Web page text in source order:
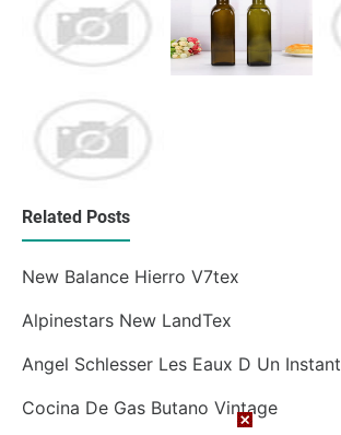
Related Posts
New Balance Hierro V7tex
Alpinestars New LandTex
Angel Schlesser Les Eaux D Un Instant
Cocina De Gas Butano Vintage